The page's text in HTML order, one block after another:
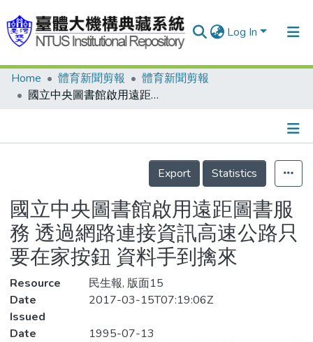
Log In
Communities & Collections
Statistics
Home 體育新聞剪報
體育新聞剪報
國立中央圖書館啟用遠距圖書服務 透過網路連接資訊高速公路只要在家按鈕 資料手到擒來
Details
Export
Statistics
國立中央圖書館啟用遠距圖書服
務 透過網路連接資訊高速公路只
要在家按鈕 資料手到擒來
Resource
民生報, 版面15
Date
Issued
2017-03-15T07:19:06Z
Date
1995-07-13